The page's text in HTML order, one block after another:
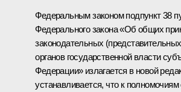
Федеральным законом подпункт 38
Федерального закона «Об общих
законодательных
органов государственной власти
Федерации» излагается в новой
устанавливается, что к полномочиям